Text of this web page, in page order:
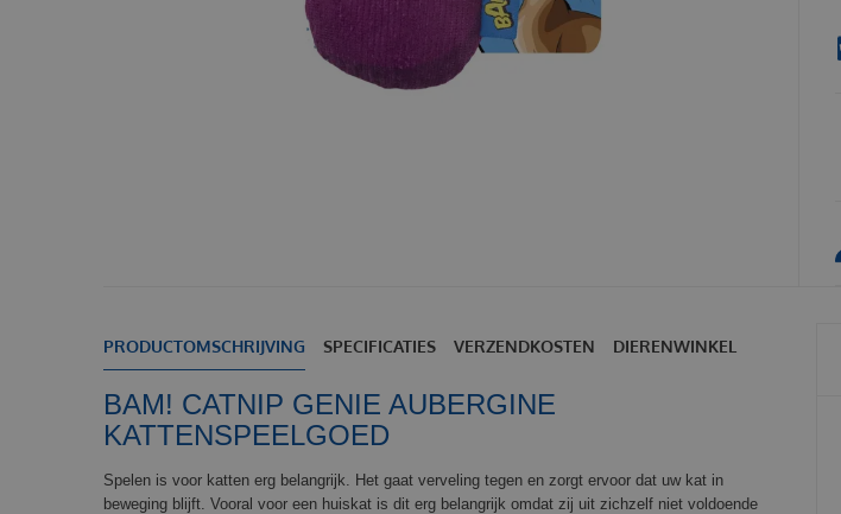
PRODUCTOMSCHRIJVING SPECIFICATIES VERZENDKOSTEN DIERENWINKEL
BAM! CATNIP GENIE AUBERGINE
KATTENSPEELGOED
Spelen is voor katten erg belangrijk. Het gaat verveling tegen en zorgt ervoor dat uw kat in
beweging blijft. Vooral voor een huiskat is dit erg belangrijk omdat zij uit zichzelf niet voldoende